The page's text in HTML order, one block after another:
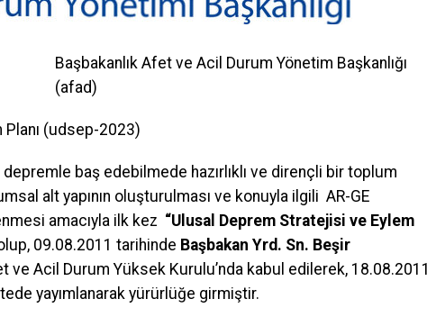
Başbakanlık Afet ve Acil Durum Yönetim Başkanlığı
(afad)
(udsep-2023)
baş edebilmede hazırlıklı ve dirençli bir toplum
alt yapının oluşturulması ve konuyla ilgili AR-GE
amacıyla ilk kez “Ulusal Deprem Stratejisi ve Eylem
09.08.2011 tarihinde Başbakan Yrd. Sn. Beşir
ve Acil Durum Yüksek Kurulu’nda kabul edilerek, 18.08.2011
yayımlanarak yürürlüğe girmiştir.